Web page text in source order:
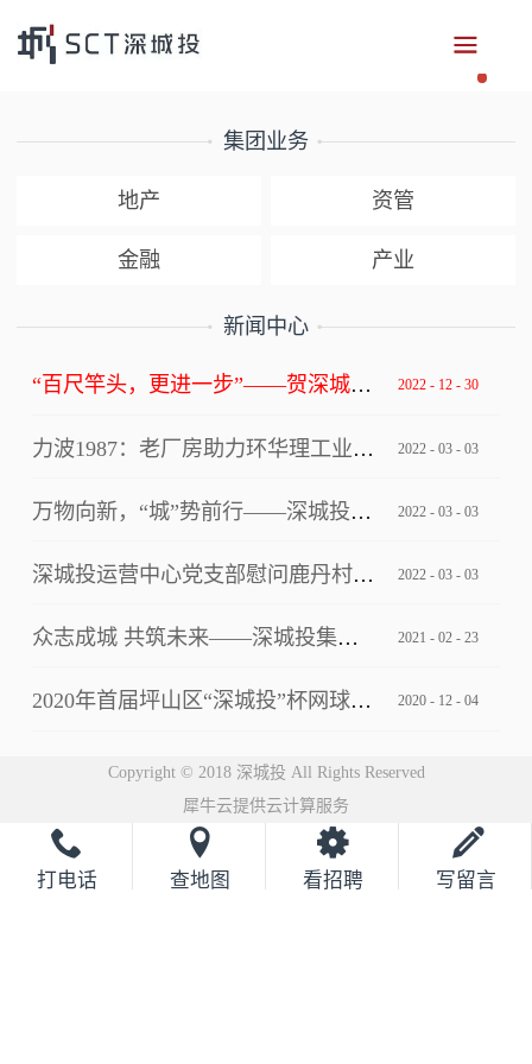
集团业务
地产 资管
金融 产业
新闻中心
“百尺竿头，更进一步”——贺深城投集团获评深圳市总部企业 2022 - 12 - 30
力波1987：老厂房助力环华理工业设计创新中心写入上海市级文件！ 2022 - 03 - 03
万物向新，“城”势前行——深城投集团“逐梦四十年”2022年年会 2022 - 03 - 03
深城投运营中心党支部慰问鹿丹村社区疫情防控一线工作人员 2022 - 03 - 03
众志成城 共筑未来——深城投集团2021云年会圆满落幕 2021 - 02 - 23
2020年首届坪山区“深城投”杯网球邀请赛完美落幕 2020 - 12 - 04
Copyright © 2018 深城投 All Rights Reserved
犀牛云提供云计算服务
打电话 查地图 看招聘 写留言